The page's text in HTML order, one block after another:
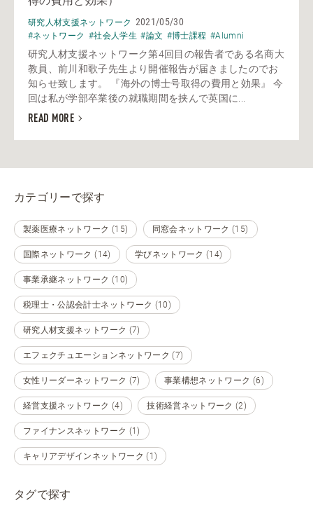
研究人材支援ネットワーク 2021/05/30
#ネットワーク #社会人学生 #論文 #博士課程 #Alumni
研究人材支援ネットワーク第4回目の報告者である名商大
教員、前川和歌子先生より開催報告が届きましたのでお
知らせ致します。 『海外の博士号取得の費用と効果』 今
回は私が学部卒業後の就職期間を挟んで英国に...
READ MORE
カテゴリーで探す
製薬医療ネットワーク (15) 同窓会ネットワーク (15)
国際ネットワーク (14) 学びネットワーク (14)
事業承継ネットワーク (10)
税理士・公認会計士ネットワーク (10)
研究人材支援ネットワーク (7)
エフェクチュエーションネットワーク (7)
女性リーダーネットワーク (7) 事業構想ネットワーク (6)
経営支援ネットワーク (4) 技術経営ネットワーク (2)
ファイナンスネットワーク (1)
キャリアデザインネットワーク (1)
タグで探す